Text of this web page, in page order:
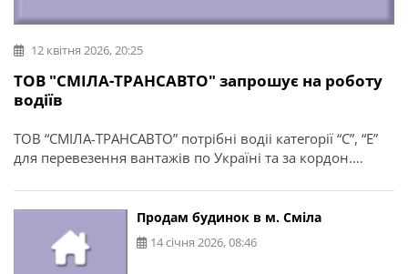
12 квітня 2026, 20:25
ТОВ "СМІЛА-ТРАНСАВТО" запрошує на роботу
водіїв
ТОВ “СМІЛА-ТРАНСАВТО” потрібні водіі категорії “С”, “Е”
для перевезення вантажів по Україні та за кордон.
Продам будинок в м. Сміла
14 січня 2026, 08:46